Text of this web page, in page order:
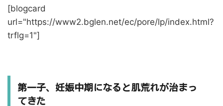
[blogcard
url="https://www2.bglen.net/ec/pore/lp/index.html?
trflg=1"]
第一子、妊娠中期になると肌荒れが治まっ
てきた